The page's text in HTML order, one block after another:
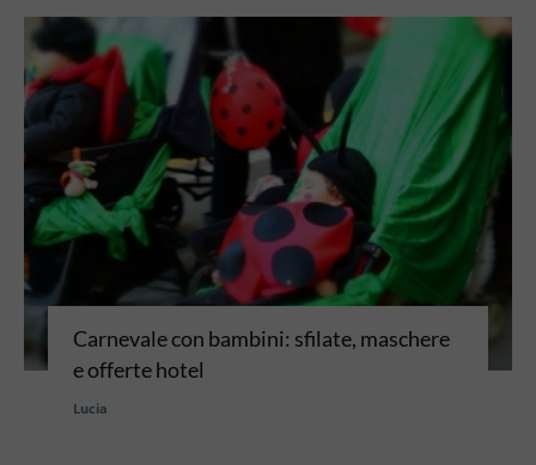
Carnevale con bambini: sfilate, maschere
e offerte hotel
Lucia